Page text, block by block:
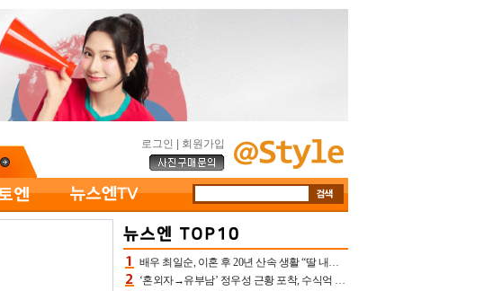
로그인 회원가입
배우 최일순, 이혼 후 20년 산속 생활 “딸 내가 버렸다고 원망‥맘 아파”(특종)[어제TV]
‘혼외자→유부남’ 정우성 근황 포착, 수식억 해킹 피해 후배 만났다 “존경하는”